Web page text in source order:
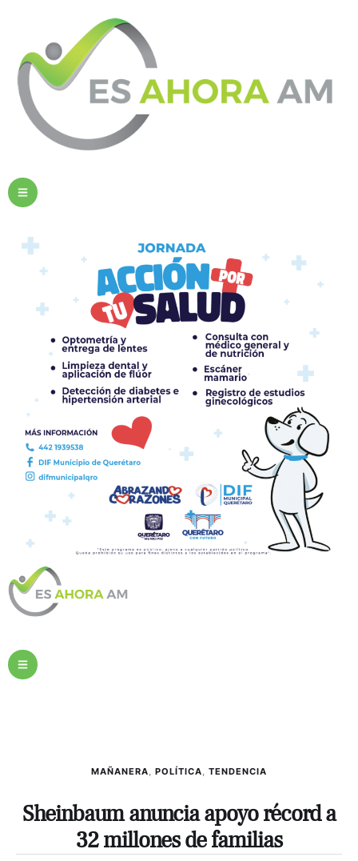
MAÑANERA, POLÍTICA, TENDENCIA
Sheinbaum anuncia apoyo récord a
32 millones de familias